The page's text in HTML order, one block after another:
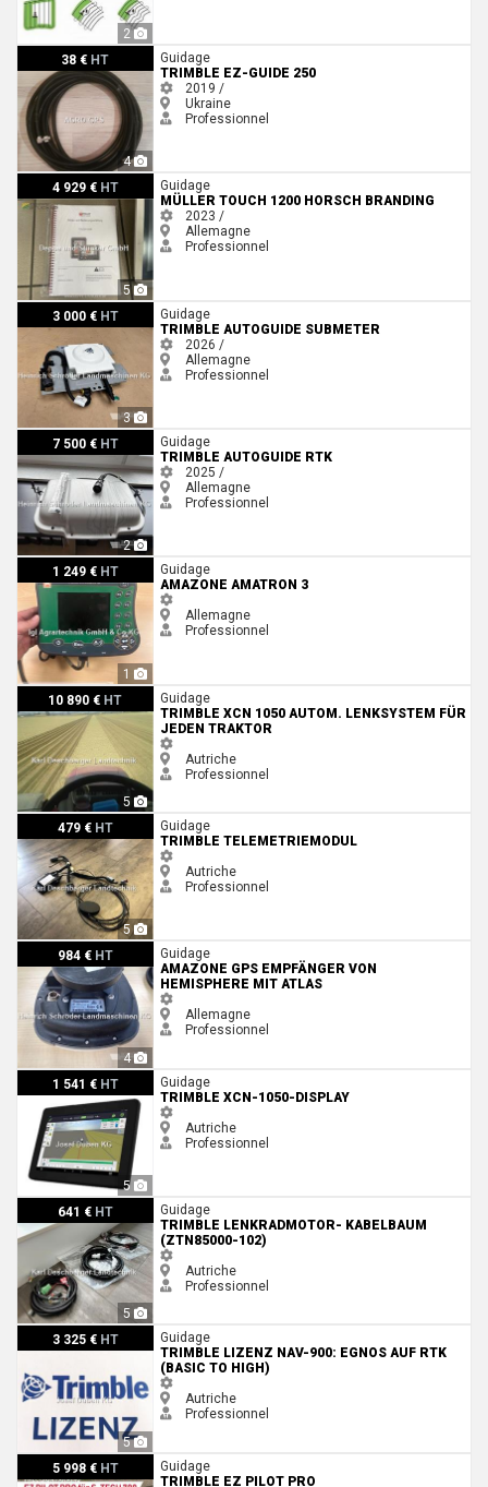
2
38 € HT
4
Trimble EZ-Guide 250
Guidage
TRIMBLE EZ-GUIDE 250
2019 /
Ukraine
Professionnel
4 929 € HT
5
Müller Touch 1200 Horsch Branding
Guidage
MÜLLER TOUCH 1200 HORSCH BRANDING
2023 /
Allemagne
Professionnel
3 000 € HT
3
Trimble AUTOGUIDE SUBMETER
Guidage
TRIMBLE AUTOGUIDE SUBMETER
2026 /
Allemagne
Professionnel
7 500 € HT
2
Trimble AUTOGUIDE RTKGuidage
TRIMBLE AUTOGUIDE RTK
2025 /
Allemagne
Professionnel
1 249 € HT
1
Amazone Amatron 3
Guidage
AMAZONE AMATRON 3
Allemagne
Professionnel
10 890 € HT
5
Trimble XCN 1050 autom. Lenksystem für jeden Traktor
Guidage
TRIMBLE XCN 1050 AUTOM. LENKSYSTEM FÜR
JEDEN TRAKTOR
Autriche
Professionnel
479 € HT
5
Trimble TelemetriemodulGuidage
TRIMBLE TELEMETRIEMODUL
Autriche
Professionnel
984 € HT
4
Amazone GPS EMPFÄNGER VON HEMISPHERE MIT ATLAS
Guidage
AMAZONE GPS EMPFÄNGER VON
HEMISPHERE MIT ATLAS
Allemagne
Professionnel
1 541 € HT
5
Trimble XCN-1050-DisplayGuidage
TRIMBLE XCN-1050-DISPLAY
Autriche
Professionnel
641 € HT
5
Trimble Lenkradmotor- Kabelbaum (ZTN85000-102)
Guidage
TRIMBLE LENKRADMOTOR- KABELBAUM
(ZTN85000-102)
Autriche
Professionnel
3 325 € HT
5
Trimble Lizenz NAV-900: EGNOS auf RTK (basic to high)
Guidage
TRIMBLE LIZENZ NAV-900: EGNOS AUF RTK
(BASIC TO HIGH)
Autriche
Professionnel
5 998 € HT
Trimble EZ Pilot Pro
Guidage
TRIMBLE EZ PILOT PRO